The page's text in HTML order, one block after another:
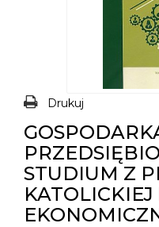
Drukuj
STUDIUM Z
KATOLICKIEJ